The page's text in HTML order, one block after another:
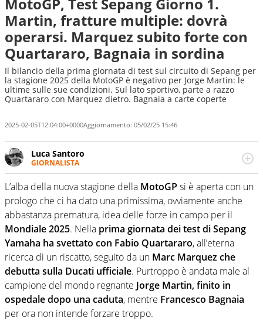
Martin, fratture multiple: dovrà
operarsi. Marquez subito forte con
Quartararo, Bagnaia in sordina
Il bilancio della prima giornata di test sul circuito di Sepang per
la stagione 2025 della MotoGP è negativo per Jorge Martin: le
ultime sulle sue condizioni. Sul lato sportivo, parte a razzo
Quartararo con Marquez dietro. Bagnaia a carte coperte
2025-02-05T12:04:00+0000Aggiornamento: 05/02/25 15:46
Luca Santoro
GIORNALISTA
Esperto di Motorsport ma, più in generale, appassionato
di tutto ciò che sia Sport, anche senza il Motor. Dà il
meglio di sé quando la strada fa largo alle due o alle
quattro ruote
L’alba della nuova stagione della MotoGP si è aperta con un
prologo che ci ha dato una primissima, ovviamente anche
abbastanza prematura, idea delle forze in campo per il
Mondiale 2025. Nella prima giornata dei test di Sepang
Yamaha ha svettato con Fabio Quartararo, all’eterna
ricerca di un riscatto, seguito da un Marc Marquez che
debutta sulla Ducati ufficiale. Purtroppo è andata male al
campione del mondo regnante Jorge Martin, finito in
ospedale dopo una caduta, mentre Francesco Bagnaia
per ora non intende forzare troppo.